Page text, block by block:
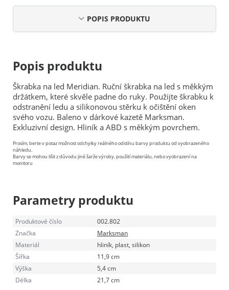
POPIS PRODUKTU
Popis produktu
Škrabka na led Meridian. Ruční škrabka na led s měkkým
držátkem, které skvěle padne do ruky. Použijte škrabku k
odstranění ledu a silikonovou stěrku k očištění oken
svého vozu. Baleno v dárkové kazetě Marksman.
Exkluzivní design. Hliník a ABD s měkkým povrchem.
Prosím, berte v potaz možnost odchylky reálného odstínu barvy produktu od vyobrazeného
náhledu.
Barvy se mohou lišit z důvodu jiné šarže výroby, použití materiálu, nebo vyobrazení na
monitoru
Parametry produktu
Produktové číslo
002.802
Značka
Marksman
Materiál
hliník, plast, silikon
Šířka
11,9 cm
Výška
5,4 cm
Délka
21,7 cm